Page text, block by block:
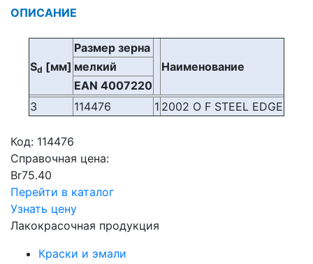
ОПИСАНИЕ
Sd [мм]
Размер зерна
Наименование
мелкий
EAN 4007220
3
114476 1 2002 O F STEEL EDGE
Код: 114476
Справочная цена:
Br75.40
Перейти в каталог
Узнать цену
Лакокрасочная продукция
Краски и эмали